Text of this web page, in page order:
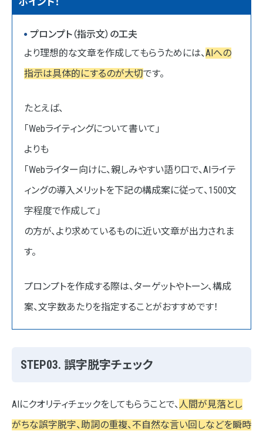
プロンプト（指示文）の工夫
より理想的な文章を作成してもらうためには、AIへの
指示は具体的にするのが大切です。
たとえば、
「Webライティングについて書いて」
よりも
「Webライター向けに、親しみやすい語り口で、AIライテ
ィングの導入メリットを下記の構成案に従って、1500文
字程度で作成して」
の方が、より求めているものに近い文章が出力されま
す。
プロンプトを作成する際は、ターゲットやトーン、構成
案、文字数あたりを指定することがおすすめです！
STEP03. 誤字脱字チェック
AIにクオリティチェックをしてもらうことで、人間が見落とし
がちな誤字脱字、助詞の重複、不自然な言い回しなどを瞬時